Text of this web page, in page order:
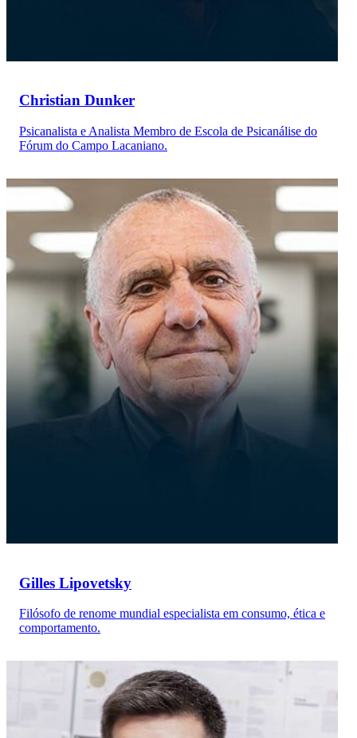
Christian Dunker
Psicanalista e Analista Membro de Escola de Psicanálise do
Fórum do Campo Lacaniano.
Gilles Lipovetsky
Filósofo de renome mundial especialista em consumo, ética e
comportamento.